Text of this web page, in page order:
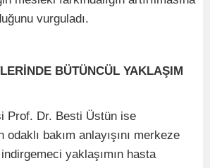
vurguladı.
BÜTÜNCÜL YAKLAŞIM
Prof. Dr. Besti Üstün ise
bakım anlayışını merkeze
yaklaşımın hasta